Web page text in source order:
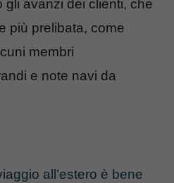
gli avanzi dei clienti, che
più prelibata, come
membri
e note navi da
all’estero è bene